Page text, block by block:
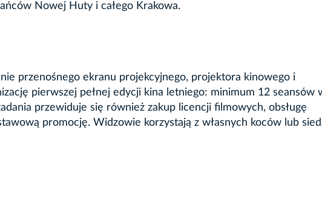
Nowej Huty i całego Krakowa.
przenośnego ekranu projekcyjnego, projektora kinowego i
pierwszej pełnej edycji kina letniego: minimum 12 seansów
przewiduje się również zakup licencji filmowych, obsługę
promocję. Widzowie korzystają z własnych koców lub